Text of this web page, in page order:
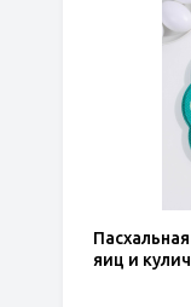
яиц и кулич